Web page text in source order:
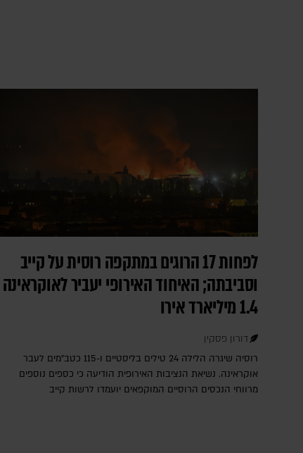
לפחות 17 הרוגים במתקפה רוסית על קייב
וסביבתה; האיחוד האירופי יעביר לאוקראינה
1.4 מיליארד אירו
דורון פסקין
רוסיה שיגרה הלילה 24 טילים בליסטיים ו-115 כטב"מים לעבר
אוקראינה. נשיאת הנציבות האירופית הודיעה כי כספים נוספים
מרווחי הנכסים הרוסיים המוקפאים יועמדו לרשות קייב